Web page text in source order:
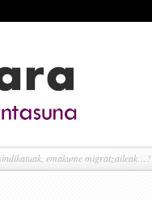
emakume migratzaileak…?